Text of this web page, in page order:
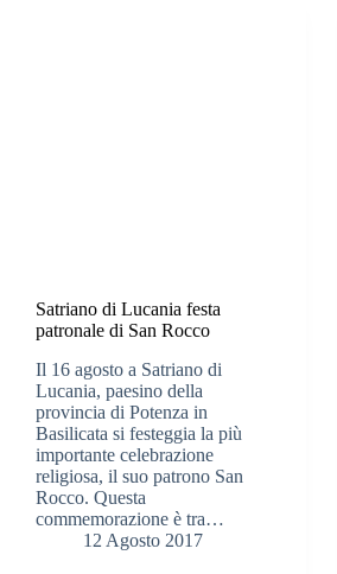
Satriano di Lucania festa
patronale di San Rocco
Il 16 agosto a Satriano di
Lucania, paesino della
provincia di Potenza in
Basilicata si festeggia la più
importante celebrazione
religiosa, il suo patrono San
Rocco. Questa
commemorazione è tra…
12 Agosto 2017